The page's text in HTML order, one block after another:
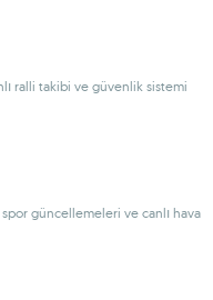
ralli takibi ve güvenlik sistemi
güncellemeleri ve canlı hava